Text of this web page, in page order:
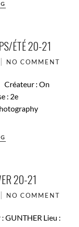
ÉTÉ 20-21
NO COMMENT
Créateur : On
: 2e
20-21
NO COMMENT
GUNTHER Lieu :